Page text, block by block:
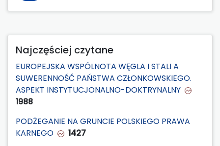
Najczęściej czytane
EUROPEJSKA WSPÓLNOTA WĘGLA I STALI A
SUWERENNOŚĆ PAŃSTWA CZŁONKOWSKIEGO.
ASPEKT INSTYTUCJONALNO-DOKTRYNALNY
1988
PODŻEGANIE NA GRUNCIE POLSKIEGO PRAWA
KARNEGO
1427